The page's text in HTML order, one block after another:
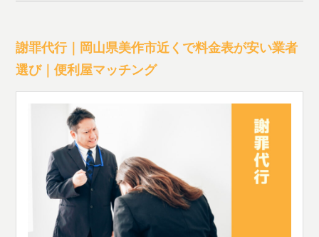
謝罪代行｜岡山県美作市近くで料金表が安い業者
選び｜便利屋マッチング